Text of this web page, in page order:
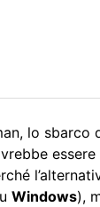
lo sbarco
Windows),